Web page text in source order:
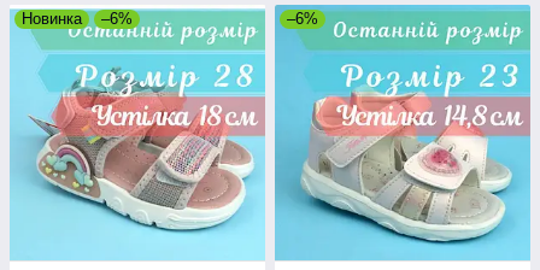
Новинка –6% –6%